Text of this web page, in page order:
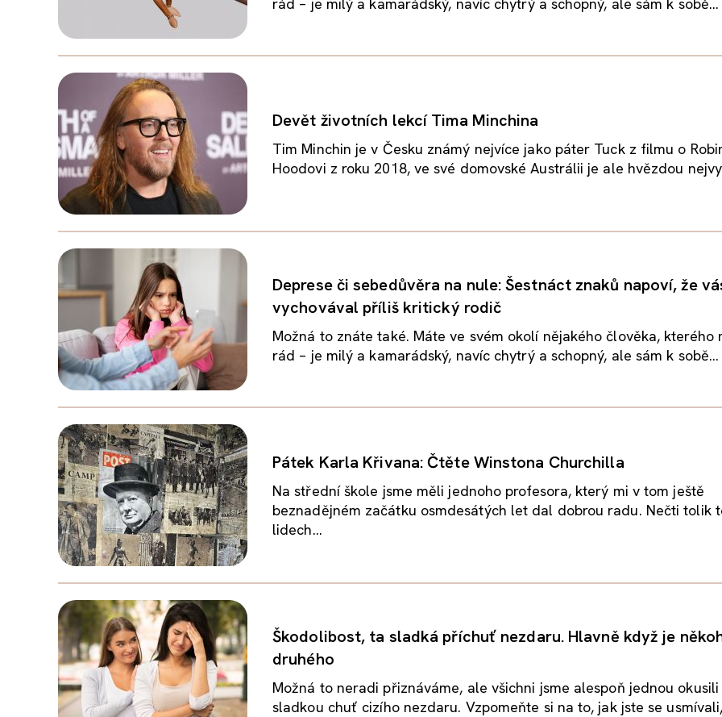
Devět životních lekcí Tima Minchina
Tim Minchin je v Česku známý nejvíce jako páter Tuck z filmu o
Hoodovi z roku 2018, ve své domovské Austrálii je ale hvězdou
Deprese či sebedůvěra na nule: Šestnáct znaků napoví, že
vychovával příliš kritický rodič
Možná to znáte také. Máte ve svém okolí nějakého člověka, kterého
rád – je milý a kamarádský, navíc chytrý a schopný, ale sám k sobě...
Pátek Karla Křivana: Čtěte Winstona Churchilla
Na střední škole jsme měli jednoho profesora, který mi v tom ještě
beznadějném začátku osmdesátých let dal dobrou radu. Nečti tolik
lidech...
Škodolibost, ta sladká příchuť nezdaru. Hlavně když je
druhého
Možná to neradi přiznáváme, ale všichni jsme alespoň jednou okusili
sladkou chuť cizího nezdaru. Vzpomeňte si na to, jak jste se